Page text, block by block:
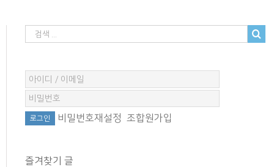
비밀번호재설정 조합원가입
즐겨찾기 글